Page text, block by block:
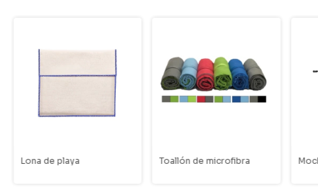
Lona de playa Toallón de microfibra